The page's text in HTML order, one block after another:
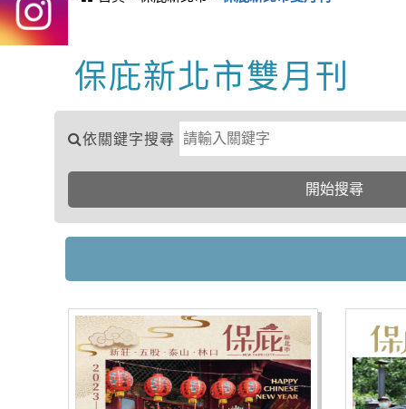
中央內容區塊
保庇新北市雙月刊
依關鍵字搜尋